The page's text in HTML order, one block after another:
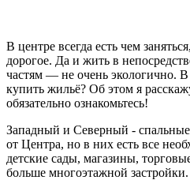
В центре всегда есть чем
дорогое. Да и жить в
частям — не очень экологично.
купить жильё? Об этом я
обязательно ознакомьтесь!
Западный и Северный -
от Центра, но в них есть все
детские сады, магазины,
больше многоэтажной застройки.